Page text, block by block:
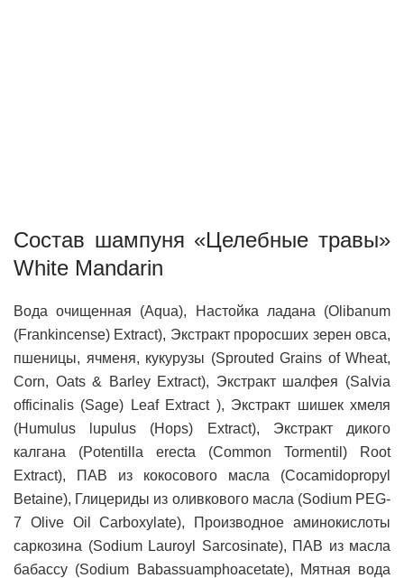
Состав шампуня «Целебные травы»
White Mandarin
Вода очищенная (Aqua), Настойка ладана (Olibanum
(Frankincense) Extract), Экстракт проросших зерен овса,
пшеницы, ячменя, кукурузы (Sprouted Grains of Wheat,
Corn, Oats & Barley Extract), Экстракт шалфея (Salvia
officinalis (Sage) Leaf Extract ), Экстракт шишек хмеля
(Humulus lupulus (Hops) Extract), Экстракт дикого
калгана (Potentilla erecta (Common Tormentil) Root
Extract), ПАВ из кокосового масла (Cocamidopropyl
Betaine), Глицериды из оливкового масла (Sodium PEG-
7 Olive Oil Carboxylate), Производное аминокислоты
саркозина (Sodium Lauroyl Sarcosinate), ПАВ из масла
бабассу (Sodium Babassuamphoacetate), Мятная вода